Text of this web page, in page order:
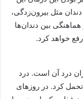
مثل بیرون‌زدگی،
بین دندان‌ها
خواهد کرد.
درد آن است. درد
کرد. در روزهای